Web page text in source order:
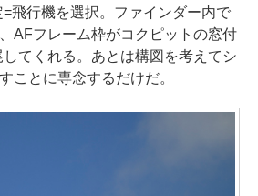
飛行機を選択。ファインダー内で
AFフレーム枠がコクピットの窓付
てくれる。あとは構図を考えてシ
ことに専念するだけだ。